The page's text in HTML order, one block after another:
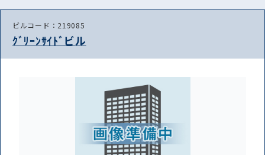
ビルコード：219085
ｸﾞﾘｰﾝｻｲﾄﾞビル